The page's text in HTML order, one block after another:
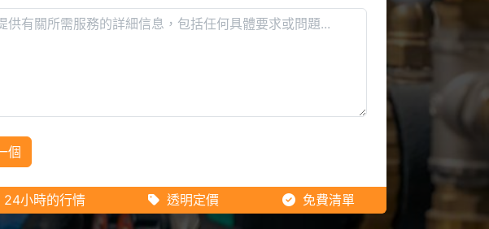
個
24小時的行情 透明定價 免費清單